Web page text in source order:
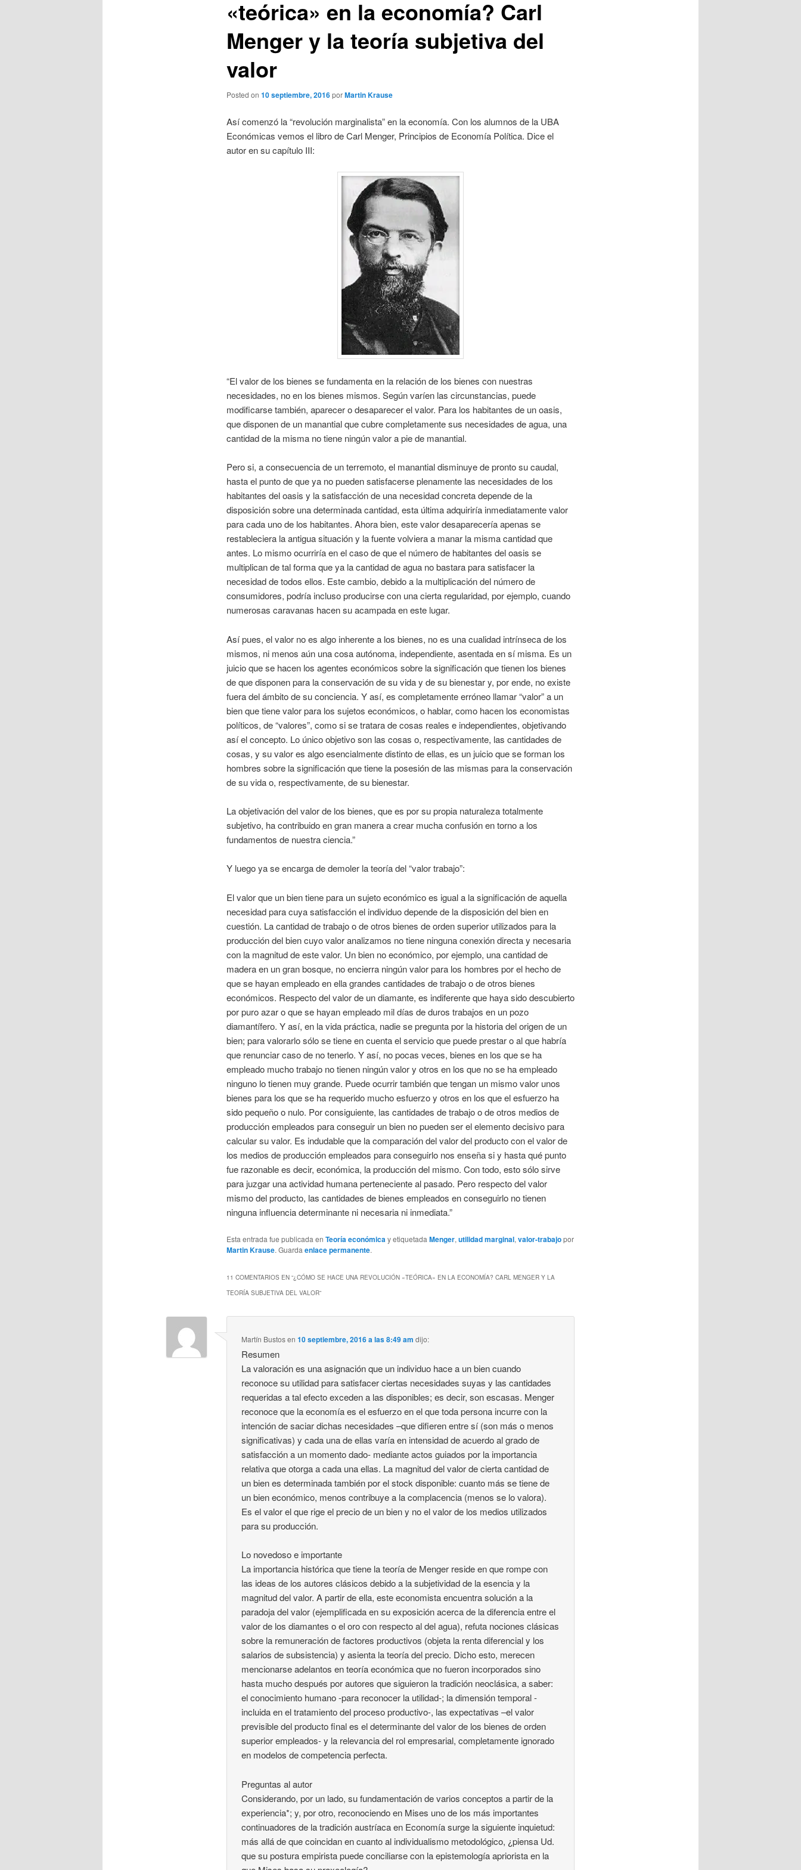
«teórica» en la economía? Carl
Menger y la teoría subjetiva del
valor
Posted on 10 septiembre, 2016porMartin Krause
Así comenzó la “revolución marginalista” en la economía. Con los alumnos de la UBA
Económicas vemos el libro de Carl Menger, Principios de Economía Política. Dice el
autor en su capítulo III:
“El valor de los bienes se fundamenta en la relación de los bienes con nuestras
necesidades, no en los bienes mismos. Según varíen las circunstancias, puede
modificarse también, aparecer o desaparecer el valor. Para los habitantes de un oasis,
que disponen de un manantial que cubre completamente sus necesidades de agua, una
cantidad de la misma no tiene ningún valor a pie de manantial.
Pero si, a consecuencia de un terremoto, el manantial disminuye de pronto su caudal,
hasta el punto de que ya no pueden satisfacerse plenamente las necesidades de los
habitantes del oasis y la satisfacción de una necesidad concreta depende de la
disposición sobre una determinada cantidad, esta última adquiriría inmediatamente valor
para cada uno de los habitantes. Ahora bien, este valor desaparecería apenas se
restableciera la antigua situación y la fuente volviera a manar la misma cantidad que
antes. Lo mismo ocurriría en el caso de que el número de habitantes del oasis se
multiplican de tal forma que ya la cantidad de agua no bastara para satisfacer la
necesidad de todos ellos. Este cambio, debido a la multiplicación del número de
consumidores, podría incluso producirse con una cierta regularidad, por ejemplo, cuando
numerosas caravanas hacen su acampada en este lugar.
Así pues, el valor no es algo inherente a los bienes, no es una cualidad intrínseca de los
mismos, ni menos aún una cosa autónoma, independiente, asentada en sí misma. Es un
juicio que se hacen los agentes económicos sobre la significación que tienen los bienes
de que disponen para la conservación de su vida y de su bienestar y, por ende, no existe
fuera del ámbito de su conciencia. Y así, es completamente erróneo llamar “valor” a un
bien que tiene valor para los sujetos económicos, o hablar, como hacen los economistas
políticos, de “valores”, como si se tratara de cosas reales e independientes, objetivando
así el concepto. Lo único objetivo son las cosas o, respectivamente, las cantidades de
cosas, y su valor es algo esencialmente distinto de ellas, es un juicio que se forman los
hombres sobre la significación que tiene la posesión de las mismas para la conservación
de su vida o, respectivamente, de su bienestar.
La objetivación del valor de los bienes, que es por su propia naturaleza totalmente
subjetivo, ha contribuido en gran manera a crear mucha confusión en torno a los
fundamentos de nuestra ciencia.”
Y luego ya se encarga de demoler la teoría del “valor trabajo”:
El valor que un bien tiene para un sujeto económico es igual a la significación de aquella
necesidad para cuya satisfacción el individuo depende de la disposición del bien en
cuestión. La cantidad de trabajo o de otros bienes de orden superior utilizados para la
producción del bien cuyo valor analizamos no tiene ninguna conexión directa y necesaria
con la magnitud de este valor. Un bien no económico, por ejemplo, una cantidad de
madera en un gran bosque, no encierra ningún valor para los hombres por el hecho de
que se hayan empleado en ella grandes cantidades de trabajo o de otros bienes
económicos. Respecto del valor de un diamante, es indiferente que haya sido descubierto
por puro azar o que se hayan empleado mil días de duros trabajos en un pozo
diamantífero. Y así, en la vida práctica, nadie se pregunta por la historia del origen de un
bien; para valorarlo sólo se tiene en cuenta el servicio que puede prestar o al que habría
que renunciar caso de no tenerlo. Y así, no pocas veces, bienes en los que se ha
empleado mucho trabajo no tienen ningún valor y otros en los que no se ha empleado
ninguno lo tienen muy grande. Puede ocurrir también que tengan un mismo valor unos
bienes para los que se ha requerido mucho esfuerzo y otros en los que el esfuerzo ha
sido pequeño o nulo. Por consiguiente, las cantidades de trabajo o de otros medios de
producción empleados para conseguir un bien no pueden ser el elemento decisivo para
calcular su valor. Es indudable que la comparación del valor del producto con el valor de
los medios de producción empleados para conseguirlo nos enseña si y hasta qué punto
fue razonable es decir, económica, la producción del mismo. Con todo, esto sólo sirve
para juzgar una actividad humana perteneciente al pasado. Pero respecto del valor
mismo del producto, las cantidades de bienes empleados en conseguirlo no tienen
ninguna influencia determinante ni necesaria ni inmediata.”
Esta entrada fue publicada en Teoría económicay etiquetada Menger, utilidad marginal, valor-trabajopor
Martin Krause. Guarda enlace permanente.
11 COMENTARIOS EN “¿CÓMO SE HACE UNA REVOLUCIÓN «TEÓRICA» EN LA ECONOMÍA? CARL MENGER Y LA
TEORÍA SUBJETIVA DEL VALOR”
Martín Bustosen10 septiembre, 2016 a las 8:49 am dijo:
Resumen
La valoración es una asignación que un individuo hace a un bien cuando
reconoce su utilidad para satisfacer ciertas necesidades suyas y las cantidades
requeridas a tal efecto exceden a las disponibles; es decir, son escasas. Menger
reconoce que la economía es el esfuerzo en el que toda persona incurre con la
intención de saciar dichas necesidades –que difieren entre sí (son más o menos
significativas) y cada una de ellas varía en intensidad de acuerdo al grado de
satisfacción a un momento dado- mediante actos guiados por la importancia
relativa que otorga a cada una ellas. La magnitud del valor de cierta cantidad de
un bien es determinada también por el stock disponible: cuanto más se tiene de
un bien económico, menos contribuye a la complacencia (menos se lo valora).
Es el valor el que rige el precio de un bien y no el valor de los medios utilizados
para su producción.
Lo novedoso e importante
La importancia histórica que tiene la teoría de Menger reside en que rompe con
las ideas de los autores clásicos debido a la subjetividad de la esencia y la
magnitud del valor. A partir de ella, este economista encuentra solución a la
paradoja del valor (ejemplificada en su exposición acerca de la diferencia entre el
valor de los diamantes o el oro con respecto al del agua), refuta nociones clásicas
sobre la remuneración de factores productivos (objeta la renta diferencial y los
salarios de subsistencia) y asienta la teoría del precio. Dicho esto, merecen
mencionarse adelantos en teoría económica que no fueron incorporados sino
hasta mucho después por autores que siguieron la tradición neoclásica, a saber:
el conocimiento humano -para reconocer la utilidad-; la dimensión temporal -
incluida en el tratamiento del proceso productivo-, las expectativas –el valor
previsible del producto final es el determinante del valor de los bienes de orden
superior empleados- y la relevancia del rol empresarial, completamente ignorado
en modelos de competencia perfecta.
Preguntas al autor
Considerando, por un lado, su fundamentación de varios conceptos a partir de la
experiencia*; y, por otro, reconociendo en Mises uno de los más importantes
continuadores de la tradición austríaca en Economía surge la siguiente inquietud:
más allá de que coincidan en cuanto al individualismo metodológico, ¿piensa Ud.
que su postura empirista puede conciliarse con la epistemología apriorista en la